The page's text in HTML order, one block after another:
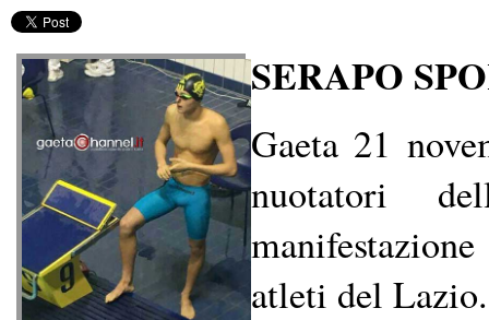
SERAPO
Gaeta 21
nuotatori
atleti del Lazio.